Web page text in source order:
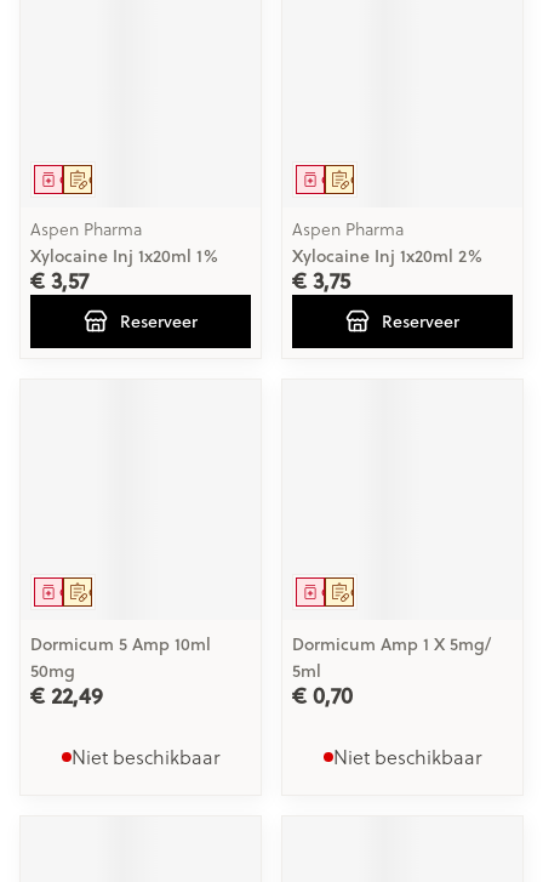
Op voorschrift
Geneesmiddel
Aspen Pharma
Xylocaine Inj 1x20ml 1%
€ 3,57
Reserveer
Op voorschrift
Geneesmiddel
Aspen Pharma
Xylocaine Inj 1x20ml 2%
€ 3,75
Reserveer
Op voorschrift
Geneesmiddel
Dormicum 5 Amp 10ml
50mg
€ 22,49
Niet beschikbaar
Op voorschrift
Geneesmiddel
Dormicum Amp 1 X 5mg/
5ml
€ 0,70
Niet beschikbaar